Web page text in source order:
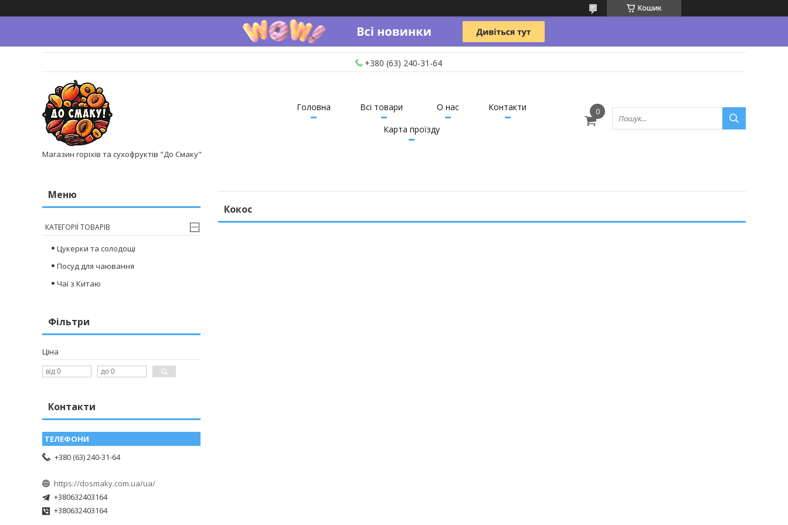
Кошик
+380 (63) 240-31-64
Магазин горіхів та сухофруктів "До Смаку"
Головна Всі товари О нас
Контакти
Карта проїзду
Кокос
КАТЕГОРІЇ ТОВАРІВ
Цукерки та солодощі
Посуд для чаювання
Чаї з Китаю
Фільтри
Ціна
Контакти
+380 (63) 240-31-64
https://dosmaky.com.ua/ua/
+380632403164
+380632403164